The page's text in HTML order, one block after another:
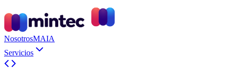
NosotrosMAIA
Servicios